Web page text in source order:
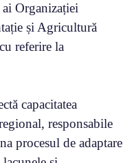
Organizației
și Agricultură
referire la
capacitatea
responsabile
procesul de adaptare